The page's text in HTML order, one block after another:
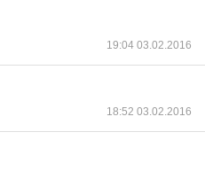
19:04 03.02.2016
18:52 03.02.2016